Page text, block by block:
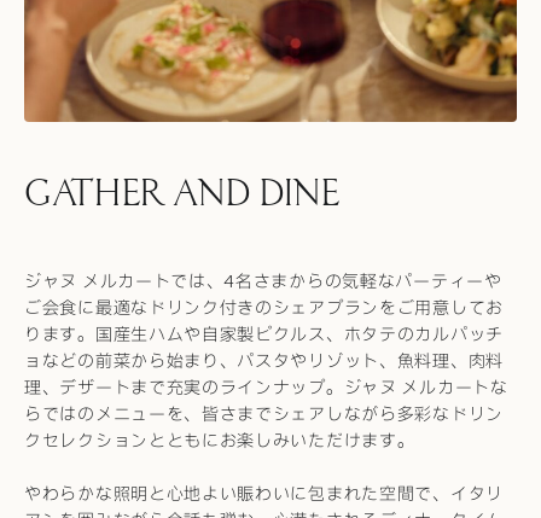
GATHER AND DINE
ジャヌ メルカートでは、4名さまからの気軽なパーティーや
ご会食に最適なドリンク付きのシェアプランをご用意してお
ります。国産生ハムや自家製ピクルス、ホタテのカルパッチ
ョなどの前菜から始まり、パスタやリゾット、魚料理、肉料
理、デザートまで充実のラインナップ。ジャヌ メルカートな
らではのメニューを、皆さまでシェアしながら多彩なドリン
クセレクションとともにお楽しみいただけます。
やわらかな照明と心地よい賑わいに包まれた空間で、イタリ